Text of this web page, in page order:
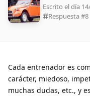
Escrito el día
Respuesta #8
Cada entrenador es
carácter, miedoso,
muchas dudas, etc., y